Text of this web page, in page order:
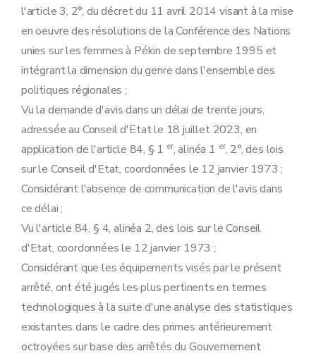
l'article 3, 2°, du décret du 11 avril 2014 visant à la mise
en oeuvre des résolutions de la Conférence des Nations
unies sur les femmes à Pékin de septembre 1995 et
intégrant la dimension du genre dans l'ensemble des
politiques régionales ;
Vu la demande d'avis dans un délai de trente jours,
adressée au Conseil d'Etat le 18 juillet 2023, en
application de l'article 84, § 1 er, alinéa 1 er, 2°, des lois
sur le Conseil d'Etat, coordonnées le 12 janvier 1973 ;
Considérant l'absence de communication de l'avis dans
ce délai ;
Vu l'article 84, § 4, alinéa 2, des lois sur le Conseil
d'Etat, coordonnées le 12 janvier 1973 ;
Considérant que les équipements visés par le présent
arrêté, ont été jugés les plus pertinents en termes
technologiques à la suite d'une analyse des statistiques
existantes dans le cadre des primes antérieurement
octroyées sur base des arrêtés du Gouvernement